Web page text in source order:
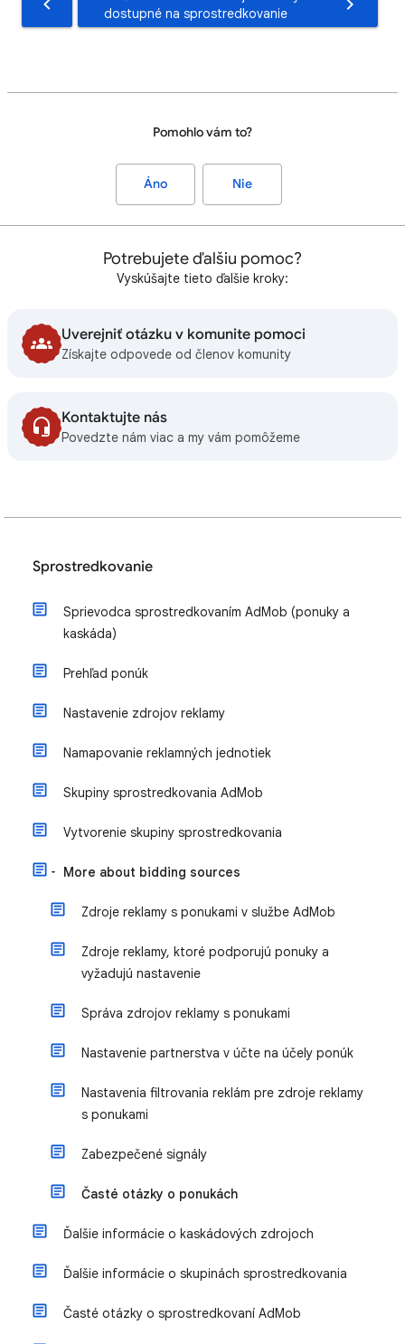
dostupné na sprostredkovanie
Pomohlo vám to?
Áno Nie
Potrebujete ďalšiu pomoc?
Vyskúšajte tieto ďalšie kroky:
Uverejniť otázku v komunite pomoci
Získajte odpovede od členov komunity
Kontaktujte nás
Povedzte nám viac a my vám pomôžeme
Sprostredkovanie
Sprievodca sprostredkovaním AdMob (ponuky a
kaskáda)
Prehľad ponúk
Nastavenie zdrojov reklamy
Namapovanie reklamných jednotiek
Skupiny sprostredkovania AdMob
Vytvorenie skupiny sprostredkovania
More about bidding sources
Zdroje reklamy s ponukami v službe AdMob
Zdroje reklamy, ktoré podporujú ponuky a
vyžadujú nastavenie
Správa zdrojov reklamy s ponukami
Nastavenie partnerstva v účte na účely ponúk
Nastavenia filtrovania reklám pre zdroje reklamy
s ponukami
Zabezpečené signály
Časté otázky o ponukách
Ďalšie informácie o kaskádových zdrojoch
Ďalšie informácie o skupinách sprostredkovania
Časté otázky o sprostredkovaní AdMob